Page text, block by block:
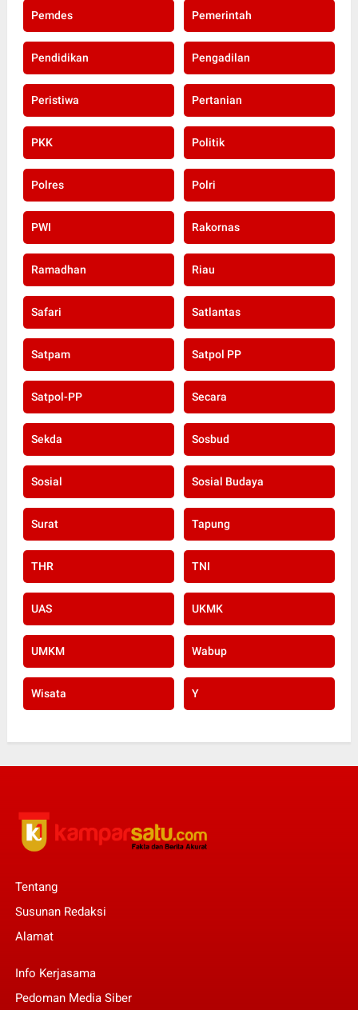
Pemdes Pemerintah
Pendidikan Pengadilan
Peristiwa Pertanian
PKK Politik
Polres Polri
PWI Rakornas
Ramadhan Riau
Safari Satlantas
Satpam Satpol PP
Satpol-PP Secara
Sekda Sosbud
Sosial Sosial Budaya
Surat Tapung
THR TNI
UAS UKMK
UMKM Wabup
Wisata Y
Tentang
Susunan Redaksi
Alamat
Info Kerjasama
Pedoman Media Siber